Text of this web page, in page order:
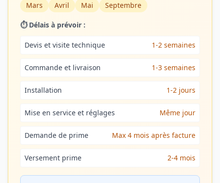
Mars
Avril Mai Septembre
⏱️ Délais à prévoir :
Devis et visite technique 1-2 semaines
Commande et livraison 1-3 semaines
Installation 1-2 jours
Mise en service et réglages Même jour
Demande de prime Max 4 mois après facture
Versement prime 2-4 mois